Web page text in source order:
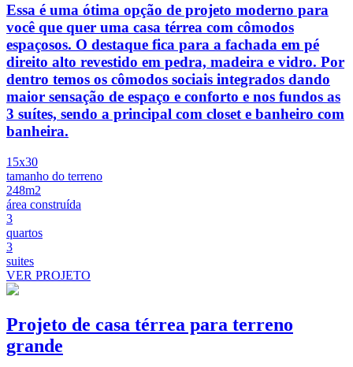
Essa é uma ótima opção de projeto moderno para
você que quer uma casa térrea com cômodos
espaçosos. O destaque fica para a fachada em pé
direito alto revestido em pedra, madeira e vidro. Por
dentro temos os cômodos sociais integrados dando
maior sensação de espaço e conforto e nos fundos as
3 suítes, sendo a principal com closet e banheiro com
banheira.
15x30
tamanho do terreno
248m2
área construída
3
quartos
3
suites
VER PROJETO
Projeto de casa térrea para terreno
grande